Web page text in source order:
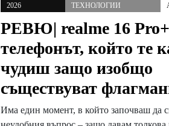
2026
ТЕХНОЛОГИИ
РЕВЮ| realme 16
телефонът, който те
чудиш защо изобщо
съществуват
Има един момент, в който започваш да